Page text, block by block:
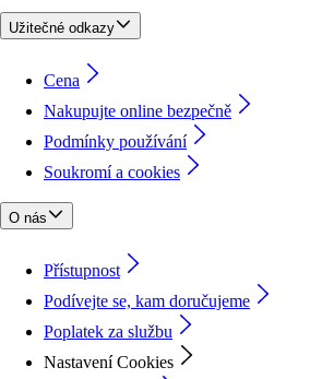
Užitečné odkazy
Cena
Nakupujte online bezpečně
Podmínky používání
Soukromí a cookies
O nás
Přístupnost
Podívejte se, kam doručujeme
Poplatek za službu
Nastavení Cookies